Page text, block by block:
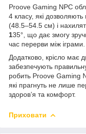
Proove Gaming NPC
4 класу, які
(48.5–54.5 см) і
135°, що дає змогу
час перерви між іграми.
Додатково, крісло має
забезпечують
робить Proove Gaming
які прагнуть не лише
здоров’я та комфорт.
Приховати